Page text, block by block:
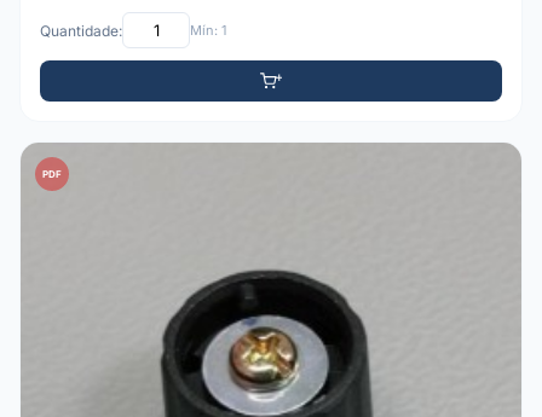
Quantidade: Mín: 1
PDF